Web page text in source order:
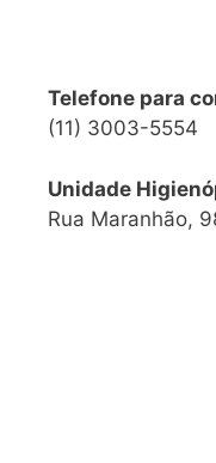
Telefone para
(11) 3003-5554
Unidade
Rua Maranhão,